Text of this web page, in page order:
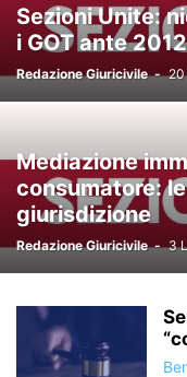
Sezioni Unite:
i GOT ante 2012
Redazione Giuricivile - 20
Mediazione
consumatore:
giurisdizione
Redazione Giuricivile - 3